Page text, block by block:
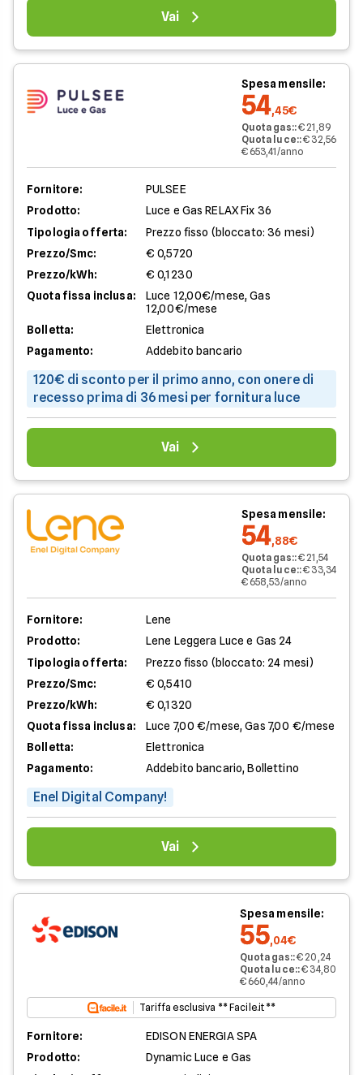
Vai
Spesa mensile:
54,45€
Quota gas::€ 21,89
Quota luce::€ 32,56
€ 653,41/anno
Fornitore:
PULSEE
Prodotto:
Luce e Gas RELAX Fix 36
Tipologia offerta:
Prezzo fisso (bloccato: 36 mesi)
Prezzo/Smc:
€ 0,5720
Prezzo/kWh:
€ 0,1230
Quota fissa inclusa:
Luce 12,00€/mese, Gas
12,00€/mese
Bolletta:
Elettronica
Pagamento:
Addebito bancario
120€ di sconto per il primo anno, con onere di
recesso prima di 36 mesi per fornitura luce
Vai
Spesa mensile:
54,88€
Quota gas::€ 21,54
Quota luce::€ 33,34
€ 658,53/anno
Fornitore:
Lene
Prodotto:
Lene Leggera Luce e Gas 24
Tipologia offerta:
Prezzo fisso (bloccato: 24 mesi)
Prezzo/Smc:
€ 0,5410
Prezzo/kWh:
€ 0,1320
Quota fissa inclusa:
Luce 7,00 €/mese, Gas 7,00 €/mese
Bolletta:
Elettronica
Pagamento:
Addebito bancario, Bollettino
Enel Digital Company!
Vai
Spesa mensile:
55,04€
Quota gas::€ 20,24
Quota luce::€ 34,80
€ 660,44/anno
Tariffa esclusiva ** Facile.it **
Fornitore:
EDISON ENERGIA SPA
Prodotto:
Dynamic Luce e Gas